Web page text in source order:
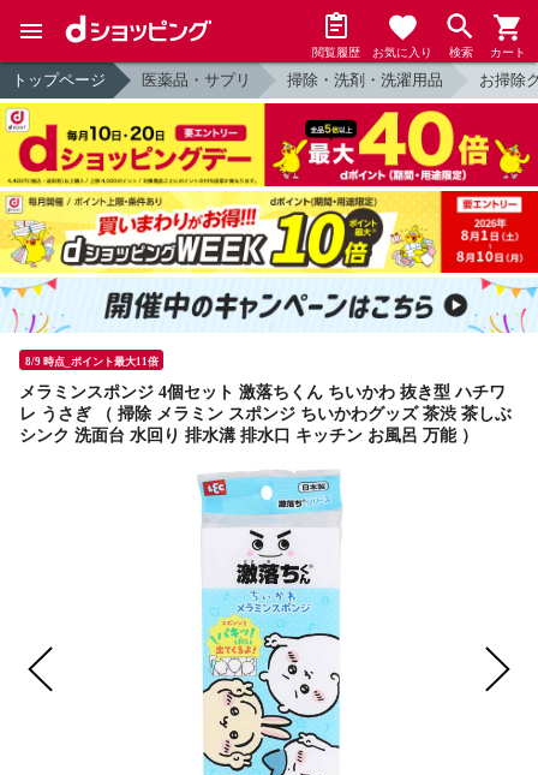
閲覧履歴 お気に入り 検索 カート
トップページ 医薬品・サプリ 掃除・洗剤・洗濯用品 お掃除
8/9 時点_ポイント最大11倍
メラミンスポンジ 4個セット 激落ちくん ちいかわ 抜き型 ハチワ
レ うさぎ （ 掃除 メラミン スポンジ ちいかわグッズ 茶渋 茶しぶ
シンク 洗面台 水回り 排水溝 排水口 キッチン お風呂 万能 ）